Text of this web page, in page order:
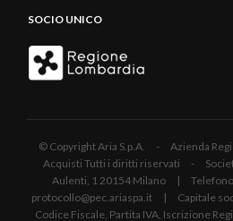
SOCIO UNICO
© Copyright Aria S.p.A. - Azienda
Acquisti Tutti i diritti riservati -
Aulenti, 1 20154 Milano |
protocollo@pec.ariaspa.it | Capitale
Codice Fiscale, Partita IVA, Iscrizione